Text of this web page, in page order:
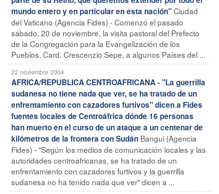
mundo entero y en particular en esta nación"Ciudad
del Vaticano (Agencia Fides) - Comenzó el pasado
sábado, 20 de noviembre, la visita pastoral del Prefecto
de la Congregación para la Evangelización de los
Pueblos, Card. Crescenzio Sepe, a algunos Países del ...
22 noviembre 2004
AFRICA/REPUBLICA CENTROAFRICANA - "La guerrilla
sudanesa no tiene nada que ver, se ha tratado de un
enfrentamiento con cazadores furtivos" dicen a Fides
fuentes locales de Centroáfrica dónde 16 personas
han muerto en el curso de un ataque a un centenar de
kilómetros de la frontera con Sudán Bangui (Agencia
Fides) - "Según los medios de comunicación locales y las
autoridades centroafricanas, se ha tratado de un
enfrentamiento con cazadores furtivos y la guerrilla
sudanesa no ha tenido nada que ver" dicen a ...